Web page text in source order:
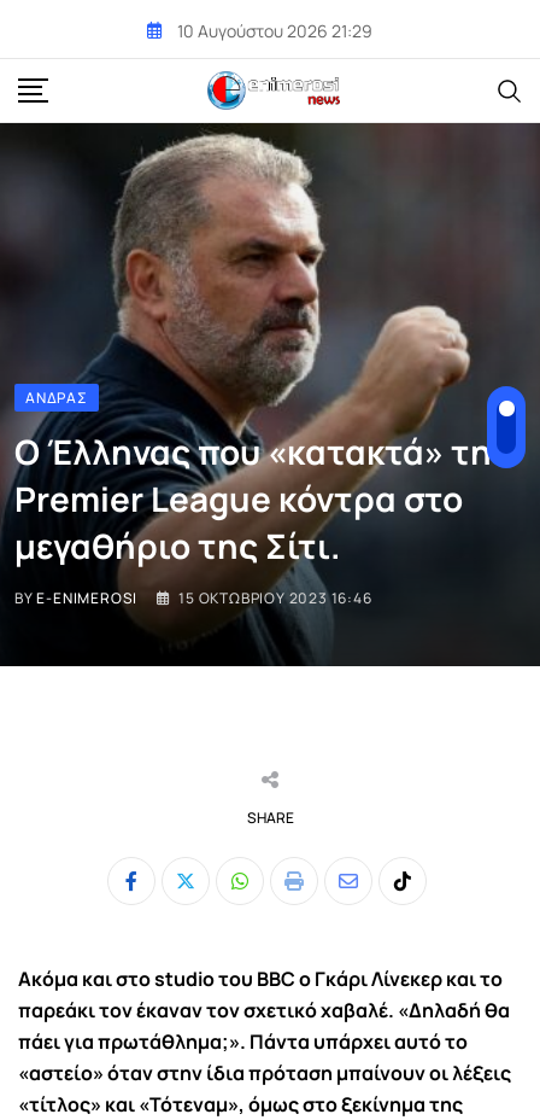
content
10 Αυγούστου 2026 21:29
ΆΝΔΡΑΣ
Ο Έλληνας που «κατακτά» την
Premier League κόντρα στο
μεγαθήριο της Σίτι.
BYE-ENIMEROSI 15 ΟΚΤΩΒΡΊΟΥ 2023 16:46
SHARE
Whatsapp
Print
ShareTiktok
Ακόμα και στο studio του BBC ο Γκάρι Λίνεκερ και το
παρεάκι τον έκαναν τον σχετικό χαβαλέ. «Δηλαδή θα
πάει για πρωτάθλημα;». Πάντα υπάρχει αυτό το
«αστείο» όταν στην ίδια πρόταση μπαίνουν οι λέξεις
«τίτλος» και «Τότεναμ», όμως στο ξεκίνημα της